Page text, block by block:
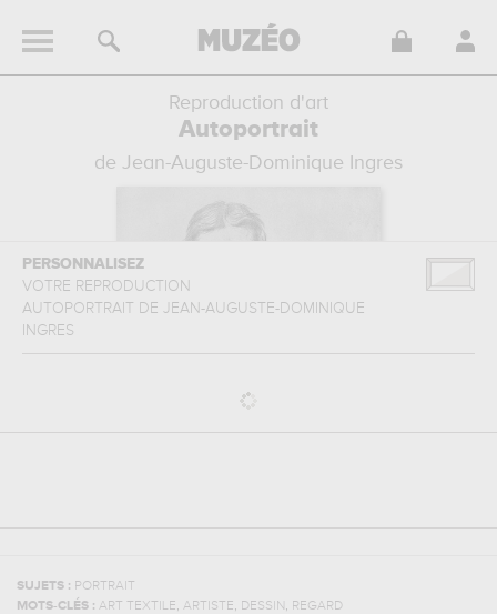
Reproduction d'art
Autoportrait
de Jean-Auguste-Dominique Ingres
PERSONNALISEZ
VOTRE REPRODUCTION
AUTOPORTRAIT
DE JEAN-AUGUSTE-DOMINIQUE
INGRES
SUJETS : PORTRAIT
MOTS-CLÉS : ART TEXTILE, ARTISTE, DESSIN , REGARD